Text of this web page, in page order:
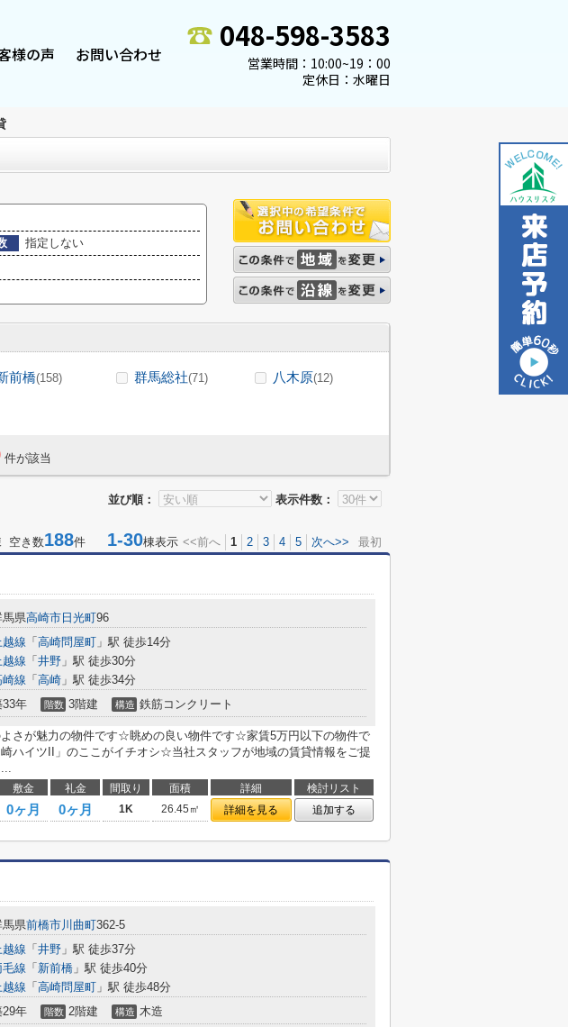
様の声 お問い合わせ
048-598-3583
営業時間：10:00~19：00
定休日：水曜日
指定しない
前橋(158) 群馬総社(71) 八木原(12)
件が該当
並び順： 表示件数：
空き数188件 1-30棟表示 <<前へ 1 2 3 4 5 次へ>> 最初
馬県高崎市 日光町96
越線 「 高崎問屋町 」駅 徒歩14分
越線 「 井野 」駅 徒歩30分
崎線 「 高崎 」駅 徒歩34分
33年 階数 3階建 構造 鉄筋コンクリート
さが魅力の物件です☆眺めの良い物件です☆家賃5万円以下の物件で
ハイツII」のここがイチオシ☆当社スタッフが地域の賃貸情報をご提
敷金 礼金 間取り 面積 詳細
検討リスト
0ヶ月 0ヶ月 1K 26.45㎡ 詳細を見る 追加する
馬県前橋市川曲町362-5
越線 「 井野 」駅 徒歩37分
毛線 「 新前橋 」駅 徒歩40分
越線 「 高崎問屋町 」駅 徒歩48分
29年 階数 2階建 構造 木造